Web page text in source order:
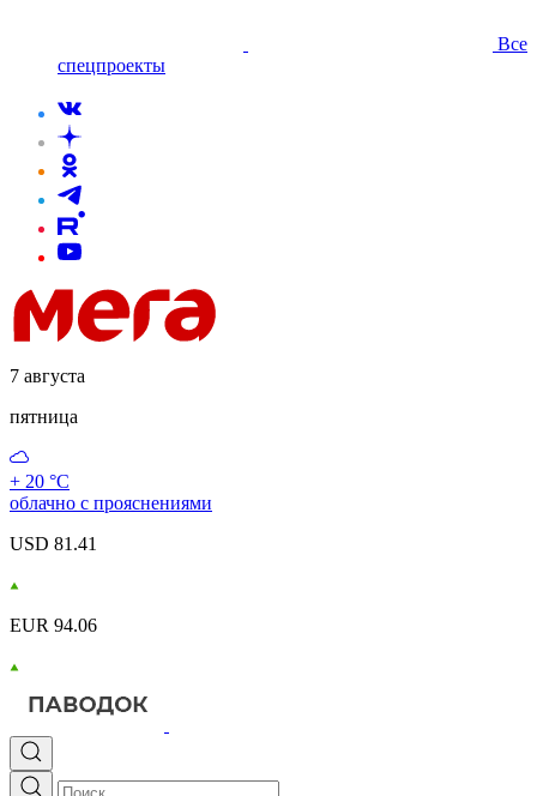
Все
спецпроекты
7 августа
пятница
+ 20 °С
облачно с прояснениями
USD 81.41
EUR 94.06